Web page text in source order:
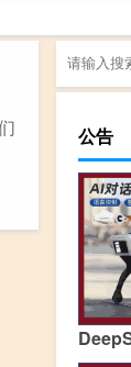
公告